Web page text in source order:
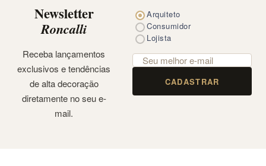
Newsletter
Roncalli
Receba lançamentos
exclusivos e tendências
de alta decoração
diretamente no seu e-
mail.
Arquiteto
Consumidor
Lojista
CADASTRAR